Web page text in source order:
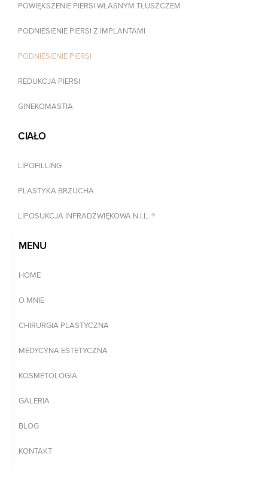
POWIĘKSZENIE PIERSI WŁASNYM TŁUSZCZEM
PODNIESIENIE PIERSI Z IMPLANTAMI
PODNIESIENIE PIERSI
REDUKCJA PIERSI
GINEKOMASTIA
CIAŁO
LIPOFILLING
PLASTYKA BRZUCHA
LIPOSUKCJA INFRADŹWIĘKOWA N.I.L. ®
MENU
HOME
O MNIE
CHIRURGIA PLASTYCZNA
MEDYCYNA ESTETYCZNA
KOSMETOLOGIA
GALERIA
BLOG
KONTAKT